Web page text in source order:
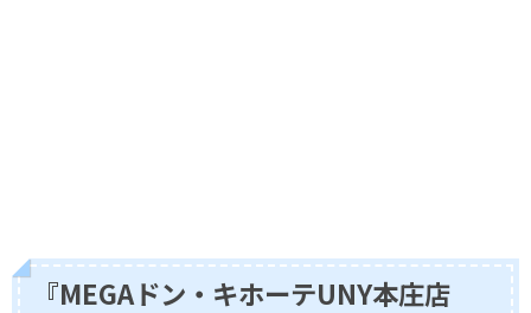
『MEGAドン・キホーテUNY本庄店